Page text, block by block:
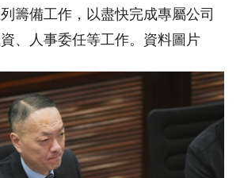
籌備工作，以盡快完成專屬公司
、人事委任等工作。資料圖片